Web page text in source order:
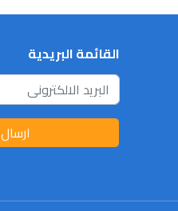
القائمة البريدية
ارسال